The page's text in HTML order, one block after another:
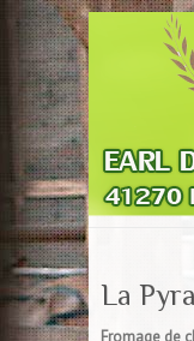
La
Fromage de